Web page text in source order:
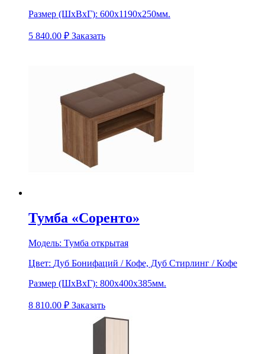
Размер (ШхВхГ): 600х1190х250мм.
5 840.00 ₽ Заказать
Тумба «Соренто»
Модель: Тумба открытая
Цвет: Дуб Бонифаций / Кофе, Дуб Стирлинг / Кофе
Размер (ШхВхГ): 800х400х385мм.
8 810.00 ₽ Заказать